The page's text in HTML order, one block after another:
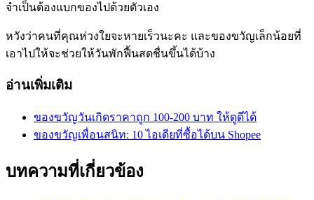
จำเป็นต้องแบกของไปด้วยตัวเอง
หวังว่าคนที่คุณห่วงใยจะหายเร็วนะคะ และของขวัญเล็กน้อยที่
เอาไปให้จะช่วยให้วันพักฟื้นสดชื่นขึ้นได้บ้าง
อ่านเพิ่มเติม
ของขวัญวันเกิดราคาถูก 100-200 บาท ให้ดูดีได้
ของขวัญเพื่อนสนิท: 10 ไอเดียที่ซื้อได้บน Shopee
บทความที่เกี่ยวข้อง